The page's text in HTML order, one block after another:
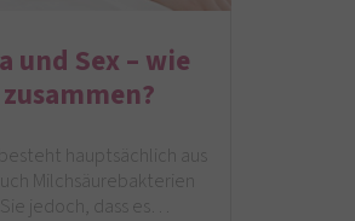
und Sex – wie
hauptsächlich aus
Milchsäurebakterien
jedoch, dass es…